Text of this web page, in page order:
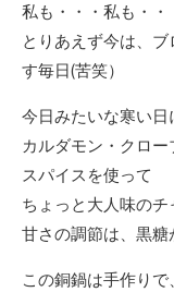
私も・・・私も・
とりあえず今は、
す毎日(苦笑）
今日みたいな寒い
カルダモン・クロ
スパイスを使って
ちょっと大人味のチ
甘さの調節は、黒糖
この銅鍋は手作り